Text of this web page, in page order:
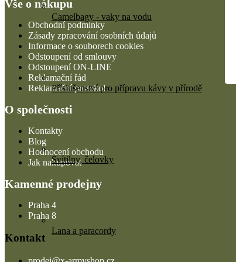
Camelbagy - vaky na vodu
Příslušenství pro přípravu kávy v přírodě
Svítilny, čelovky
Lana a paracordy
Vše o nákupu
Obchodní podmínky
Zásady zpracování osobních údajů
Informace o souborech cookies
Odstoupení od smlouvy
Odstoupení ON-LINE
Reklamační řád
Reklamační protokol
O společnosti
Kontakty
Blog
Hodnocení obchodu
Jak nakupovat
Kamenné prodejny
Praha 4
Praha 8
Kontakt